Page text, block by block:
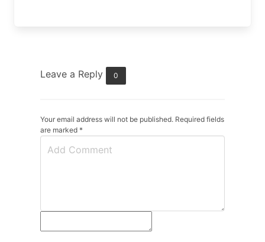
Leave a Reply 0
Your email address will not be published. Required fields
are marked *